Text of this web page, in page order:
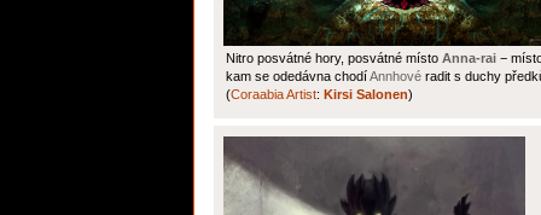
Nitro posvátné hory, posvátné místo Anna-rai −
kam se odedávna chodíAnnhové radit s duchy
(Coraabia Artist: Kirsi Salonen)